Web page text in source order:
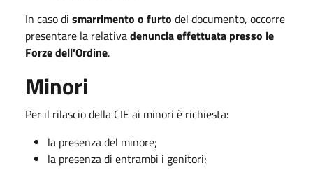
In caso di smarrimento o furto del documento, occorre
presentare la relativadenuncia effettuata presso le
Forze dell'Ordine.
Minori
Per il rilascio della CIE ai minori è richiesta:
la presenza del minore;
la presenza di entrambi i genitori;